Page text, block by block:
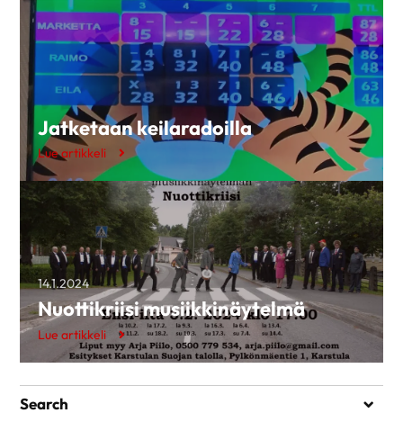
Jatketaan keilaradoilla
Lue artikkeli
14.1.2024
Nuottikriisi musiikkinäytelmä
Lue artikkeli
Search